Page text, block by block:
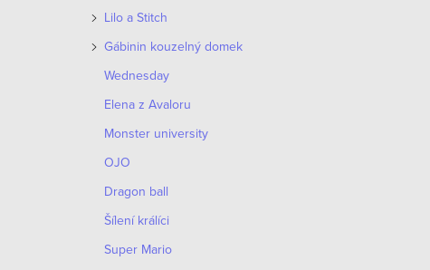
Lilo a Stitch
Gábinin kouzelný domek
Wednesday
Elena z Avaloru
Monster university
OJO
Dragon ball
Šílení králíci
Super Mario